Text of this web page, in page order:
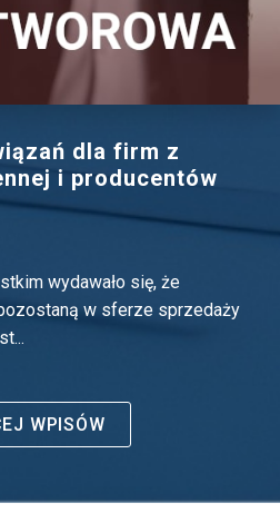
dla firm z
i producentów
wydawało się, że
w sferze sprzedaży
WPISÓW